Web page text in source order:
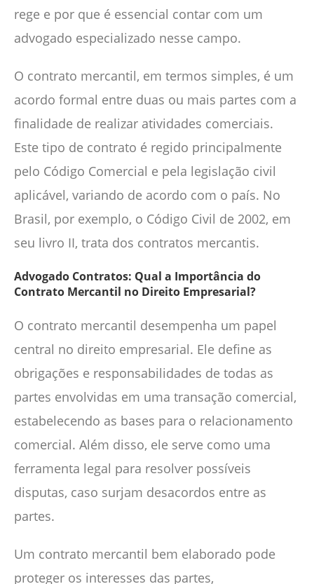
rege e por que é essencial contar com um
advogado especializado nesse campo.
O contrato mercantil, em termos simples, é um
acordo formal entre duas ou mais partes com a
finalidade de realizar atividades comerciais.
Este tipo de contrato é regido principalmente
pelo Código Comercial e pela legislação civil
aplicável, variando de acordo com o país. No
Brasil, por exemplo, o Código Civil de 2002, em
seu livro II, trata dos contratos mercantis.
Advogado Contratos: Qual a Importância do
Contrato Mercantil no Direito Empresarial?
O contrato mercantil desempenha um papel
central no direito empresarial. Ele define as
obrigações e responsabilidades de todas as
partes envolvidas em uma transação comercial,
estabelecendo as bases para o relacionamento
comercial. Além disso, ele serve como uma
ferramenta legal para resolver possíveis
disputas, caso surjam desacordos entre as
partes.
Um contrato mercantil bem elaborado pode
proteger os interesses das partes,